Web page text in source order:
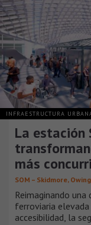
INFRAESTRUCTURA
La estación
más
SOM – Skidmore,
Reimaginando
ferroviaria
accesibilidad, la